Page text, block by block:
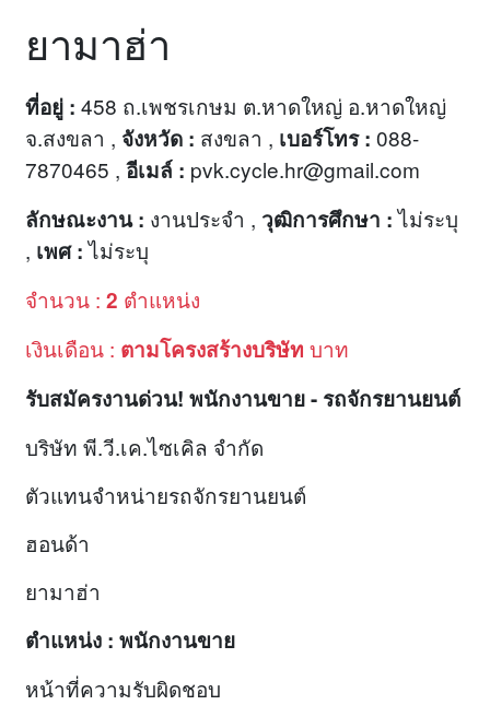
ยามาฮ่า
ที่อยู่ : 458 ถ.เพชรเกษม ต.หาดใหญ่ อ.หาดใหญ่
จ.สงขลา , จังหวัด : สงขลา , เบอร์โทร : 088-
7870465 , อีเมล์ : pvk.cycle.hr@gmail.com
ลักษณะงาน : งานประจำ , วุฒิการศึกษา :ไม่ระบุ
, เพศ :ไม่ระบุ
จำนวน : 2 ตำแหน่ง
เงินเดือน : ตามโครงสร้างบริษัท บาท
รับสมัครงานด่วน! พนักงานขาย- รถจักรยานยนต์
บริษัท พี.วี.เค.ไซเคิล จำกัด
ตัวแทนจำหน่ายรถจักรยานยนต์
ฮอนด้า
ยามาฮ่า
ตำแหน่ง : พนักงานขาย
หน้าที่ความรับผิดชอบ